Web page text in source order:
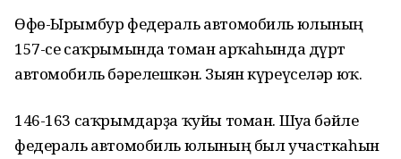
Өфө-Ырымбур федераль автомобиль юлының
157-се саҡрымында томан арҡаһында дүрт
автомобиль бәрелешкән. Зыян күреүселәр юҡ.
146-163 саҡрымдарҙа ҡуйы томан. Шуға бәйле
федераль автомобиль юлының был участкаһын